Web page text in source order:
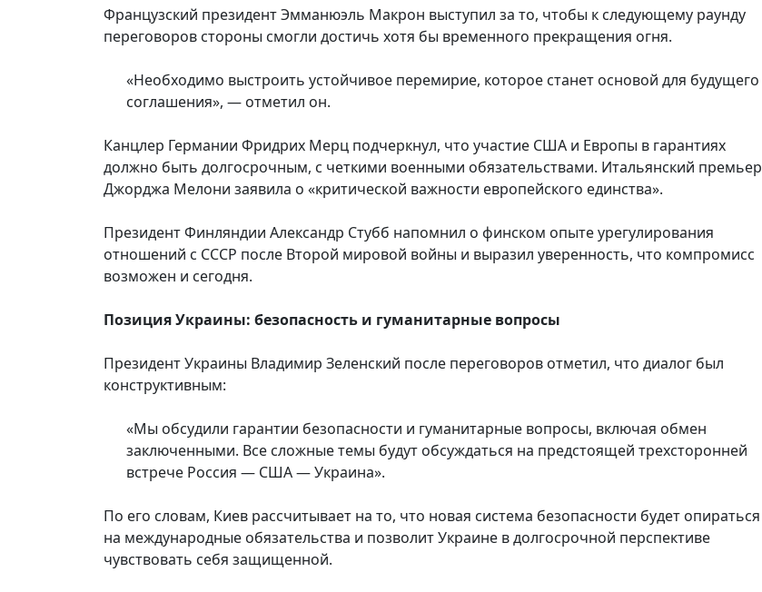
Французский президент Эмманюэль Макрон выступил за то, чтобы к следующему раунду
переговоров стороны смогли достичь хотя бы временного прекращения огня.
«Необходимо выстроить устойчивое перемирие, которое станет основой для будущего
соглашения», — отметил он.
Канцлер Германии Фридрих Мерц подчеркнул, что участие США и Европы в гарантиях
должно быть долгосрочным, с четкими военными обязательствами. Итальянский премьер
Джорджа Мелони заявила о «критической важности европейского единства».
Президент Финляндии Александр Стубб напомнил о финском опыте урегулирования
отношений с СССР после Второй мировой войны и выразил уверенность, что компромисс
возможен и сегодня.
Позиция Украины: безопасность и гуманитарные вопросы
Президент Украины Владимир Зеленский после переговоров отметил, что диалог был
конструктивным:
«Мы обсудили гарантии безопасности и гуманитарные вопросы, включая обмен
заключенными. Все сложные темы будут обсуждаться на предстоящей трехсторонней
встрече Россия — США — Украина».
По его словам, Киев рассчитывает на то, что новая система безопасности будет опираться
на международные обязательства и позволит Украине в долгосрочной перспективе
чувствовать себя защищенной.